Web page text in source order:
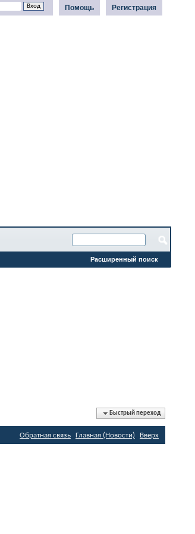
Регистрация
Помощь
Расширенный поиск
Быстрый переход
Обратная связь Главная (Новости) Вверх